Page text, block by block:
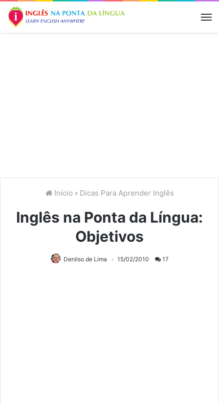
Início » Dicas Para Aprender Inglês
Inglês na Ponta da Língua:
Objetivos
Denilso de Lima 15/02/2010 17